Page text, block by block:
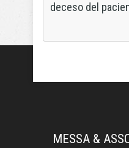
deceso del
MESSA &